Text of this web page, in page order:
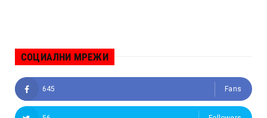
СОЦИАЛНИ МРЕЖИ
645 Fans